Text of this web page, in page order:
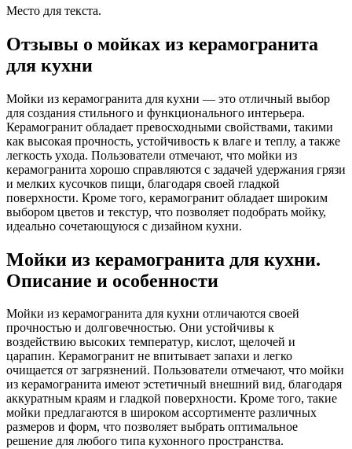
Место для текста.
Отзывы о мойках из керамогранита
для кухни
Мойки из керамогранита для кухни — это отличный выбор
для создания стильного и функционального интерьера.
Керамогранит обладает превосходными свойствами, такими
как высокая прочность, устойчивость к влаге и теплу, а также
легкость ухода. Пользователи отмечают, что мойки из
керамогранита хорошо справляются с задачей удержания грязи
и мелких кусочков пищи, благодаря своей гладкой
поверхности. Кроме того, керамогранит обладает широким
выбором цветов и текстур, что позволяет подобрать мойку,
идеально сочетающуюся с дизайном кухни.
Мойки из керамогранита для кухни.
Описание и особенности
Мойки из керамогранита для кухни отличаются своей
прочностью и долговечностью. Они устойчивы к
воздействию высоких температур, кислот, щелочей и
царапин. Керамогранит не впитывает запахи и легко
очищается от загрязнений. Пользователи отмечают, что мойки
из керамогранита имеют эстетичный внешний вид, благодаря
аккуратным краям и гладкой поверхности. Кроме того, такие
мойки предлагаются в широком ассортименте различных
размеров и форм, что позволяет выбрать оптимальное
решение для любого типа кухонного пространства.